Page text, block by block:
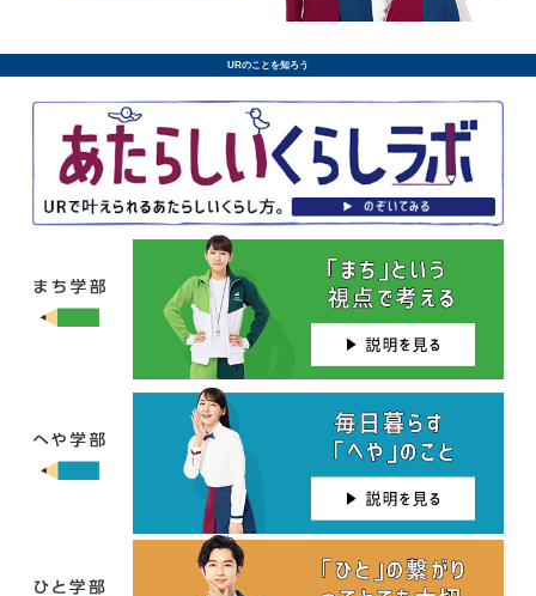
URのことを知ろう